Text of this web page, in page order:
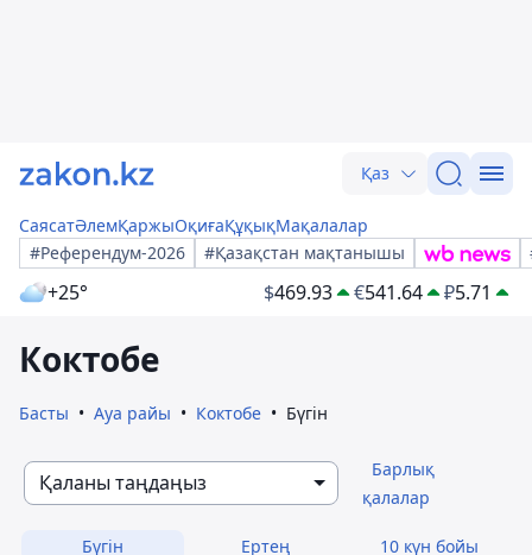
Қаз
СаясатӘлемҚаржыОқиғаҚұқықМақалалар
#Референдум-2026
#Қазақстан мақтанышы
+25° $469.93 €541.64 ₽5.71
Коктобе
Басты Ауа райы Коктобе Бүгін
Қаланы таңдаңыз
Барлық
қалалар
Бүгін Ертең 10 күн бойы